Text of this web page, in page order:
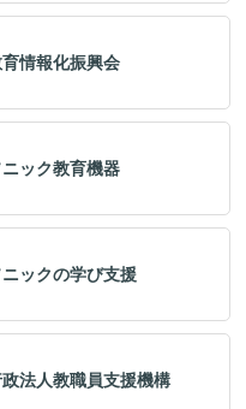
育情報化振興会
ック教育機器
ックの学び支援
法人教職員支援機構